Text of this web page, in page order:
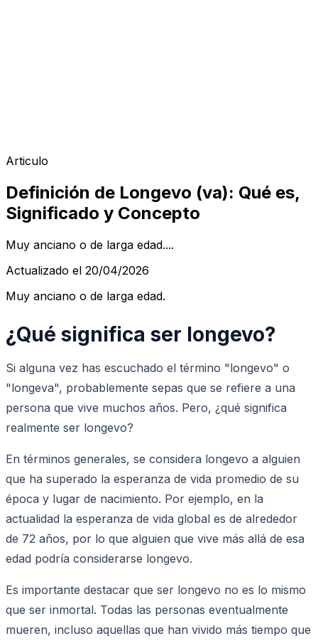
Articulo
Definición de Longevo (va): Qué es,
Significado y Concepto
Muy anciano o de larga edad....
Actualizado el 20/04/2026
Muy anciano o de larga edad.
¿Qué significa ser longevo?
Si alguna vez has escuchado el término "longevo" o
"longeva", probablemente sepas que se refiere a una
persona que vive muchos años. Pero, ¿qué significa
realmente ser longevo?
En términos generales, se considera longevo a alguien
que ha superado la esperanza de vida promedio de su
época y lugar de nacimiento. Por ejemplo, en la
actualidad la esperanza de vida global es de alrededor
de 72 años, por lo que alguien que vive más allá de esa
edad podría considerarse longevo.
Es importante destacar que ser longevo no es lo mismo
que ser inmortal. Todas las personas eventualmente
mueren, incluso aquellas que han vivido más tiempo que